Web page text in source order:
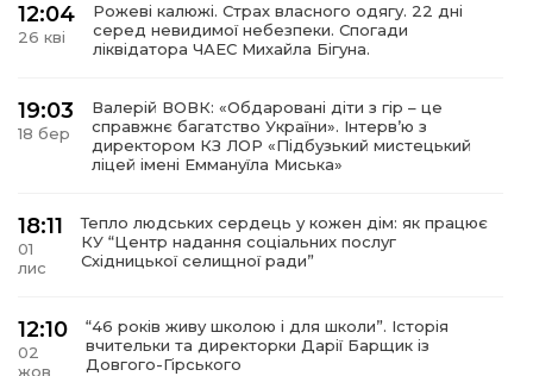
12:04
26 кві
Рожеві калюжі. Страх власного одягу. 22 дні
серед невидимої небезпеки. Спогади
ліквідатора ЧАЕС Михайла Бігуна.
19:03
18 бер
Валерій ВОВК: «Обдаровані діти з гір – це
справжнє багатство України». Інтервʼю з
директором КЗ ЛОР «Підбузький мистецький
ліцей імені Еммануїла Миська»
18:11
01
лис
Тепло людських сердець у кожен дім: як працює
КУ “Центр надання соціальних послуг
Східницької селищної ради”
12:10
02
жов
“46 років живу школою і для школи”. Історія
вчительки та директорки Дарії Барщик із
Довгого-Гірського